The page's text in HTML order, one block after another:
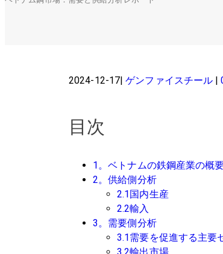
2024-12-17 ゲンファイスチール
目次
1。ベトナムの鉄鋼産業の概
2。供給側分析
2.1国内生産
2.2輸入
3。需要側分析
3.1需要を促進する主要
3.2輸出市場